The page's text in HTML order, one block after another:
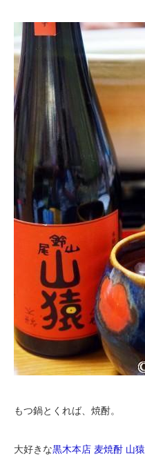
もつ鍋とくれば、焼酎。
大好きな黒木本店 麦焼酎 山猿